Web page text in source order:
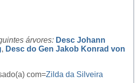
árvores: Desc Johann
, Desc do Gen Jakob Konrad von
com=Zilda da Silveira